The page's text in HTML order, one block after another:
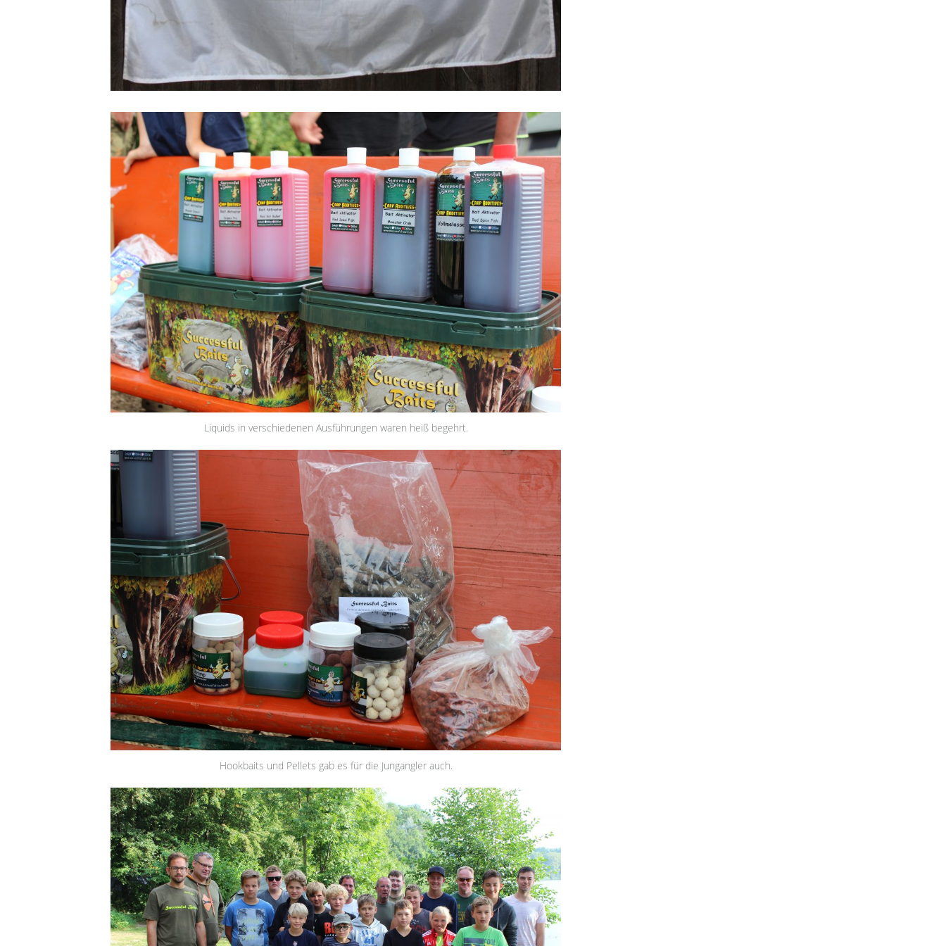
Liquids in verschiedenen Ausführungen waren heiß begehrt.
Hookbaits und Pellets gab es für die Jungangler auch.